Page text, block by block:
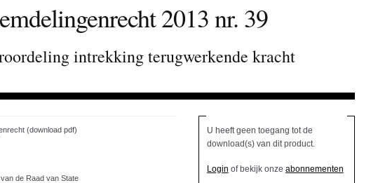
2013 nr. 39
intrekking terugwerkende kracht
(download pdf)
de Raad van State
U heeft geen toegang tot de
download(s) van dit product.
Login of bekijk onze abonnementen